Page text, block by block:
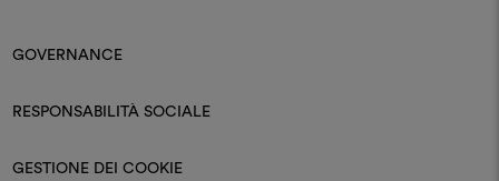
GOVERNANCE
RESPONSABILITÀ SOCIALE
GESTIONE DEI COOKIE